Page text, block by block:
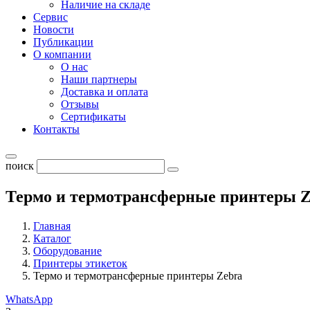
Наличие на складе
Сервис
Новости
Публикации
О компании
О нас
Наши партнеры
Доставка и оплата
Отзывы
Сертификаты
Контакты
поиск
Термо и термотрансферные принтеры
Главная
Каталог
Оборудование
Принтеры этикеток
Термо и термотрансферные принтеры Zebra
WhatsApp